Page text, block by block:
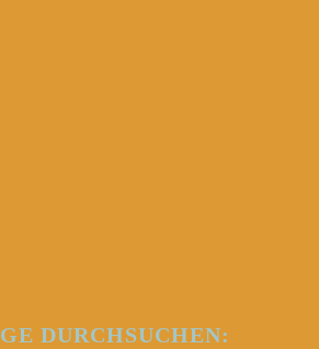
DURCHSUCHEN: